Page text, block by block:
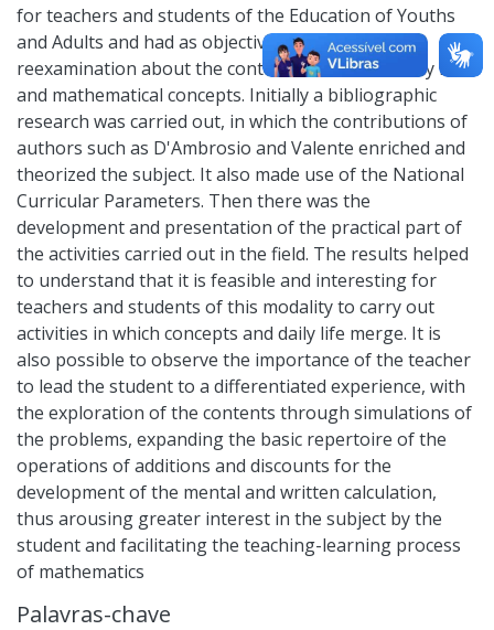
for teachers and students of the Education of Youths
and Adults and had as objective to seek a
reexamination about the contextualization of daily life
and mathematical concepts. Initially a bibliographic
research was carried out, in which the contributions of
authors such as D'Ambrosio and Valente enriched and
theorized the subject. It also made use of the National
Curricular Parameters. Then there was the
development and presentation of the practical part of
the activities carried out in the field. The results helped
to understand that it is feasible and interesting for
teachers and students of this modality to carry out
activities in which concepts and daily life merge. It is
also possible to observe the importance of the teacher
to lead the student to a differentiated experience, with
the exploration of the contents through simulations of
the problems, expanding the basic repertoire of the
operations of additions and discounts for the
development of the mental and written calculation,
thus arousing greater interest in the subject by the
student and facilitating the teaching-learning process
of mathematics
Palavras-chave